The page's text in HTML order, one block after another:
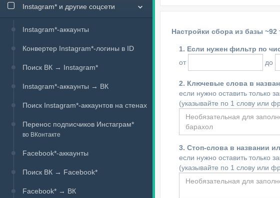
Настройки сбора из базы ~92
1. Если нужен фильтр по
от
до
2. Ключевые слова в
если нужно оставить только
(указывайте по 1 слову или
3. Стоп-слова в названии
если нужно оставить только
(указывайте по 1 слову или
Instagram* и другие соцсети
Instagram*-аккаунты
Конвертер Instagram*-логины в ID
Поиск ВК → Instagram*
Instagram*-аккаунты → ВК
Поиск Instagram*-аккаунтов на стенах
Перенос подписчиков Инстаграм*
во ВКонтакте
Facebook*-аккаунты
Поиск ВК → Facebook*
Facebook* → ВК